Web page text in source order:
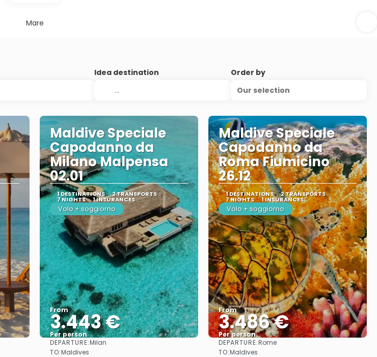
Mare
Idea destination
Order by
Our selection
Maldive Speciale
Capodanno da
Milano Malpensa
02.01
1 DESTINATIONS 2 TRANSPORTS
7 NIGHTS 1 INSURANCES
Volo + soggiorno
From
3.443 €
Per person
DEPARTURE:Milan
TO:Maldives
Maldive Speciale
Capodanno da
Roma Fiumicino
26.12
1 DESTINATIONS 2 TRANSPORTS
7 NIGHTS 1 INSURANCES
Volo + soggiorno
From
3.486 €
Per person
DEPARTURE:Rome
TO:Maldives